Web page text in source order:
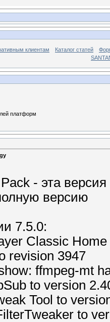
клиентам Каталог статей
платформ
- эта
версию
7.5.0:
Classic
revision 3947
ffmpeg-mt
to version
Tool to
to